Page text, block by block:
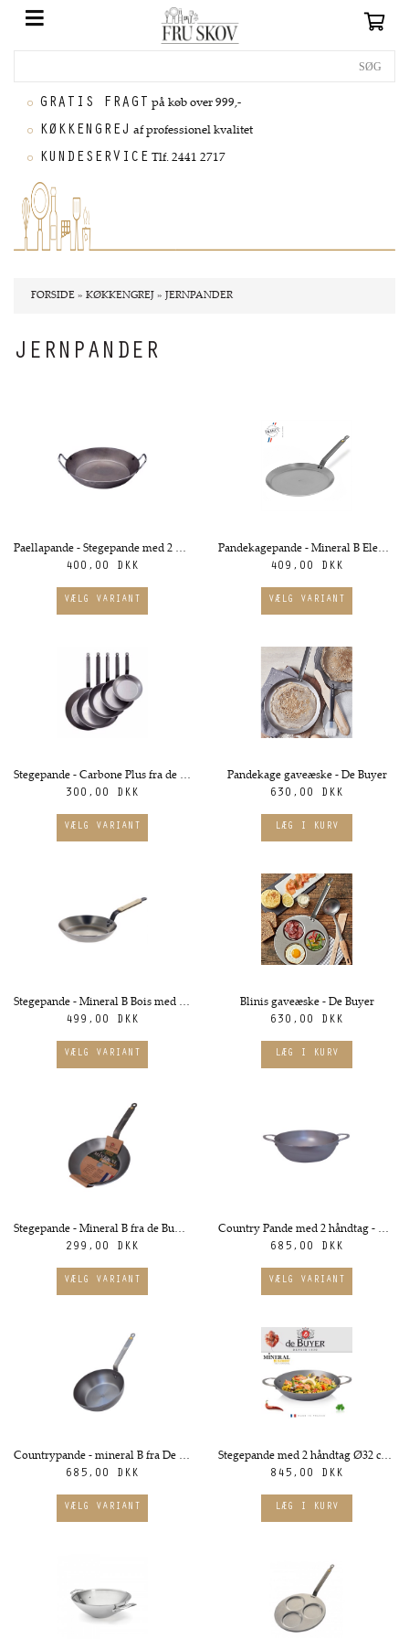
GRATIS FRAGT på køb over 999,-
KØKKENGREJ af professionel kvalitet
KUNDESERVICE Tlf. 2441 2717
FORSIDE » KØKKENGREJ » JERNPANDER
JERNPANDER
Paellapande - Stegepande med 2 håndtag Carbone Plus fra de Buyer, Ø 24 cm
400,00 DKK
Pandekagepande - Mineral B Element fra de Buyer. Flere størrelser
409,00 DKK
Stegepande - Carbone Plus fra de Buyer. Ø18 cm
300,00 DKK
Pandekage gaveæske - De Buyer
630,00 DKK
Stegepande - Mineral B Bois med Træhåndtag fra de Buyer. Ø20cm
499,00 DKK
Blinis gaveæske - De Buyer
630,00 DKK
Stegepande - Mineral B fra de Buyer. Flere størrelser
299,00 DKK
Country Pande med 2 håndtag - Mineral B Element fra de Buyer. Ø24cm
685,00 DKK
Countrypande - mineral B fra De Buyer, Ø 24cm
685,00 DKK
Stegepande med 2 håndtag Ø32 cm - mineral B serien fra De Buyer
845,00 DKK